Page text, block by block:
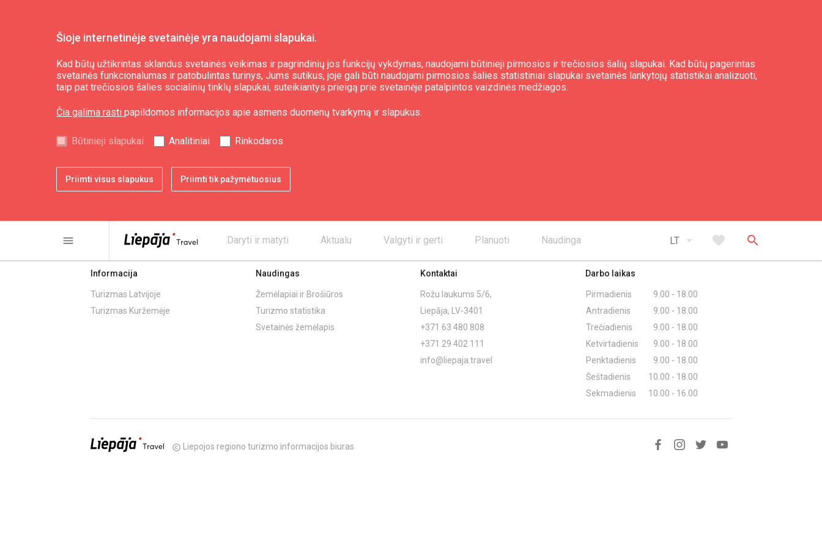
Šioje internetinėje svetainėje yra naudojami slapukai.
Kad būtų užtikrintas sklandus svetainės veikimas ir pagrindinių jos funkcijų vykdymas, naudojami būtinieji pirmosios ir trečiosios šalių slapukai. Kad būtų pagerintas
svetainės funkcionalumas ir patobulintas turinys, Jums sutikus, joje gali būti naudojami pirmosios šalies statistiniai slapukai svetainės lankytojų statistikai analizuoti,
taip pat trečiosios šalies socialinių tinklų slapukai, suteikiantys prieigą prie svetainėje patalpintos vaizdinės medžiagos.
Čia galima rasti papildomos informacijos apie asmens duomenų tvarkymą ir slapukus.
Būtinieji slapukai Analitiniai Rinkodaros
Priimti visus slapukus Priimti tik pažymėtuosius
menu Daryti ir matyti Aktualu Valgyti ir gerti Planuoti Naudinga LT arrow_drop_down favorite search
WC
share print expand_less
Informacija
Turizmas Latvijoje
Turizmas Kuržemėje
Naudingas
Žemėlapiai ir Brošiūros
Turizmo statistika
Svetainės žemėlapis
Kontaktai
Rožu laukums 5/6,
Liepāja, LV-3401
+371 63 480 808
+371 29 402 111
info@liepaja.travel
Darbo laikas
Pirmadienis
9.00 - 18.00
Antradienis
9.00 - 18.00
Trečiadienis
9.00 - 18.00
Ketvirtadienis
9.00 - 18.00
Penktadienis
9.00 - 18.00
Šeštadienis
10.00 - 18.00
Sekmadienis
10.00 - 16.00
copyright Liepojos regiono turizmo informacijos biuras